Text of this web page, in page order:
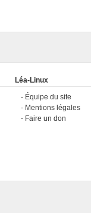
Léa-Linux
Équipe du site
Mentions légales
Faire un don